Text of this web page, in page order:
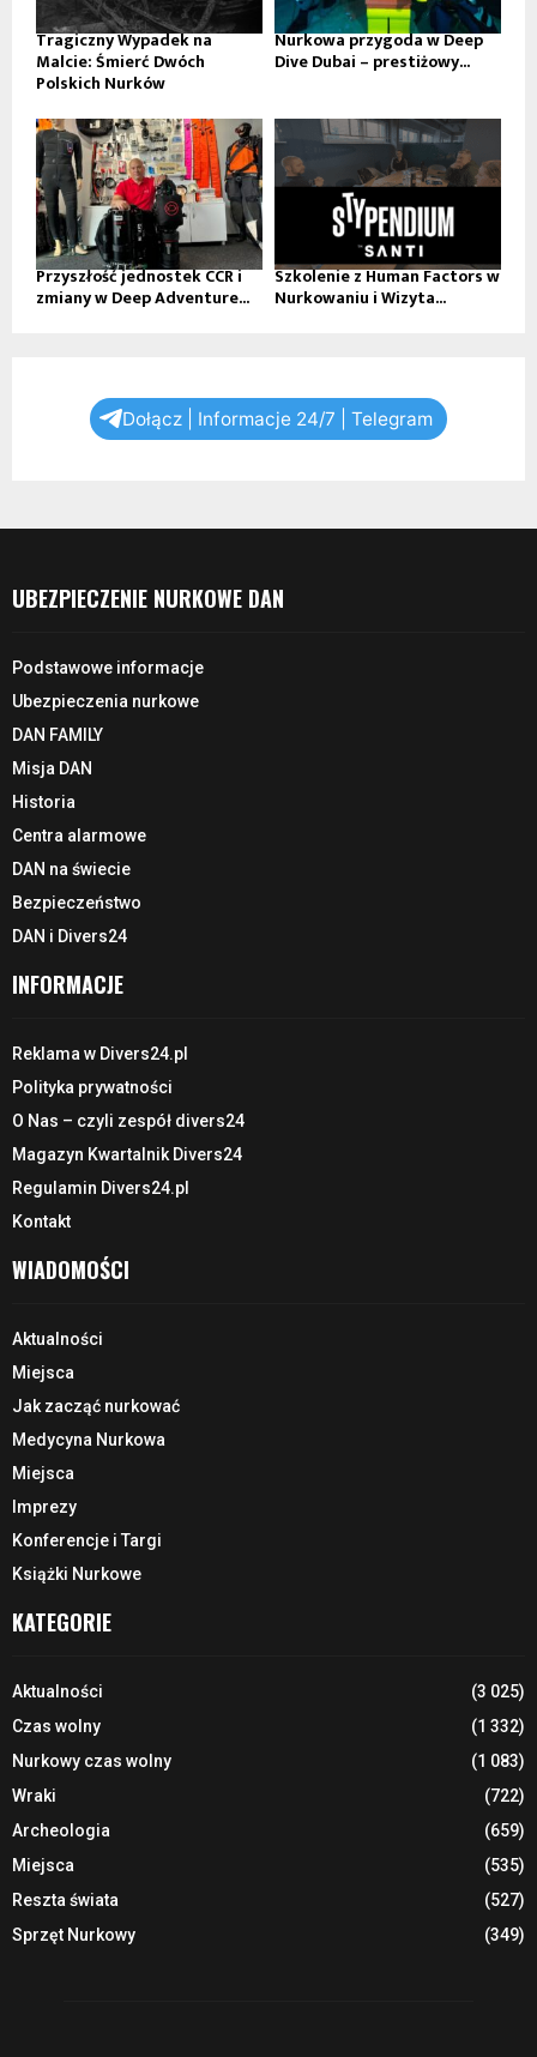
Tragiczny Wypadek na
Malcie: Śmierć Dwóch
Polskich Nurków
Nurkowa przygoda w Deep
Dive Dubai – prestiżowy...
Przyszłość jednostek CCR i
zmiany w Deep Adventure...
Szkolenie z Human Factors w
Nurkowaniu i Wizyta...
Dołącz | Informacje 24/7 | Telegram
UBEZPIECZENIE NURKOWE DAN
Podstawowe informacje
Ubezpieczenia nurkowe
DAN FAMILY
Misja DAN
Historia
Centra alarmowe
DAN na świecie
Bezpieczeństwo
DAN i Divers24
INFORMACJE
Reklama w Divers24.pl
Polityka prywatności
O Nas – czyli zespół divers24
Magazyn Kwartalnik Divers24
Regulamin Divers24.pl
Kontakt
WIADOMOŚCI
Aktualności
Miejsca
Jak zacząć nurkować
Medycyna Nurkowa
Miejsca
Imprezy
Konferencje i Targi
Książki Nurkowe
KATEGORIE
Aktualności
(3 025)
Czas wolny
(1 332)
Nurkowy czas wolny
(1 083)
Wraki
(722)
Archeologia
(659)
Miejsca
(535)
Reszta świata
(527)
Sprzęt Nurkowy
(349)